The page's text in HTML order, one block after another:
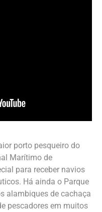
porto pesqueiro do
Marítimo de
para receber navios
Há ainda o Parque
alambiques de cachaça
pescadores em muitos